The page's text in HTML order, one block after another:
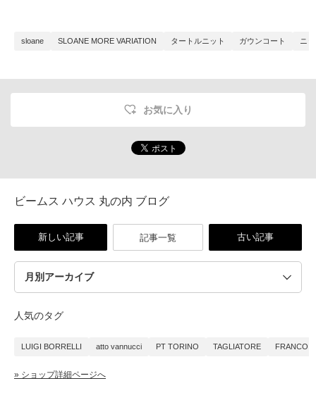
sloane SLOANE MORE VARIATION タートルニット ガウンコート ニ
お気に入り
ビームス ハウス 丸の内 ブログ
新しい記事 記事一覧 古い記事
人気のタグ
LUIGI BORRELLI atto vannucci PT TORINO TAGLIATORE FRANCO
» ショップ詳細ページへ